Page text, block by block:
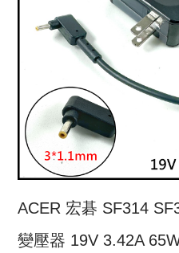
ACER 宏碁 SF314
變壓器 19V 3.42A